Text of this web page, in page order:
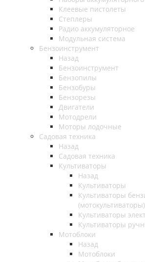
Клеевые пистолеты
Степлеры
Радио аккумуляторное
Модульная система
Бензоинструмент
Назад
Бензоинструмент
Бензопилы
Бензобуры
Бензорезы
Двигатели
Мотодрели
Моторы лодочные
Садовая техника
Назад
Садовая техника
Культиваторы
Назад
Культиваторы
Культиваторы
(мотокультиваторы)
Культиваторы
Культиваторы
Мотоблоки
Назад
Мотоблоки